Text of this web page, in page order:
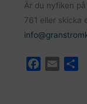
Är du nyfiken
761 eller skicka